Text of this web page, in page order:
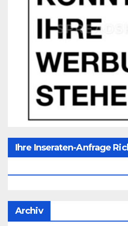
Ihre Inseraten-Anfrage
Archiv